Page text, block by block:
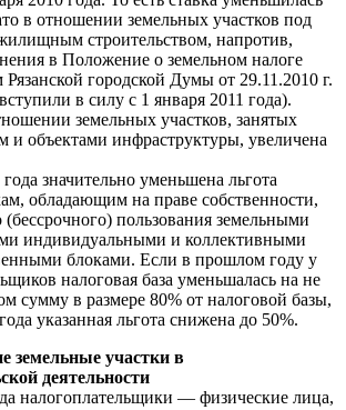
в отношении земельных участков под
строительством, напротив,
в Положение о земельном налоге
городской Думы от 29.11.2010 г.
в силу с 1 января 2011 года).
земельных участков, занятых
объектами инфраструктуры, увеличена
значительно уменьшена льгота
обладающим на праве собственности,
(бессрочного) пользования земельными
индивидуальными и коллективными
блоками. Если в прошлом году у
налоговая база уменьшалась на не
сумму в размере 80% от налоговой базы,
указанная льгота снижена до 50%.
земельные участки в
деятельности
налогоплательщики — физические лица,